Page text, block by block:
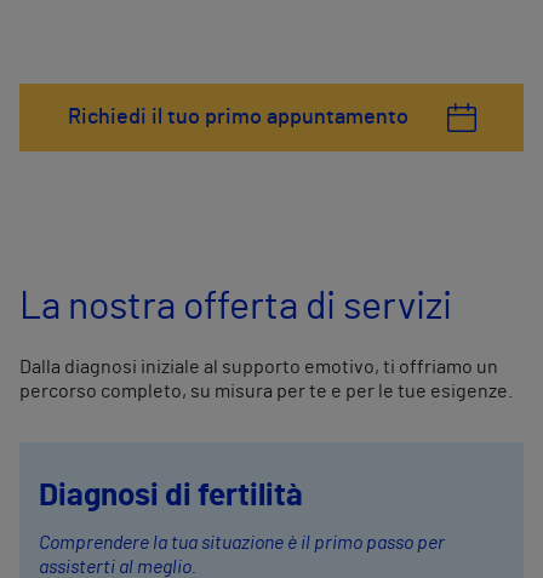
Richiedi il tuo primo appuntamento
La nostra offerta di servizi
Dalla diagnosi iniziale al supporto emotivo, ti offriamo un
percorso completo, su misura per te e per le tue esigenze.
Diagnosi di fertilità
Comprendere la tua situazione è il primo passo per
assisterti al meglio.